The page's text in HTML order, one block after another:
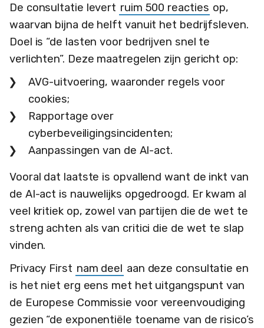
De consultatie levert ruim 500 reacties op,
waarvan bijna de helft vanuit het bedrijfsleven.
Doel is “de lasten voor bedrijven snel te
verlichten”. Deze maatregelen zijn gericht op:
AVG-uitvoering, waaronder regels voor
cookies;
Rapportage over
cyberbeveiligingsincidenten;
Aanpassingen van de AI-act.
Vooral dat laatste is opvallend want de inkt van
de AI-act is nauwelijks opgedroogd. Er kwam al
veel kritiek op, zowel van partijen die de wet te
streng achten als van critici die de wet te slap
vinden.
Privacy First nam deel aan deze consultatie en
is het niet erg eens met het uitgangspunt van
de Europese Commissie voor vereenvoudiging
gezien “de exponentiële toename van de risico’s